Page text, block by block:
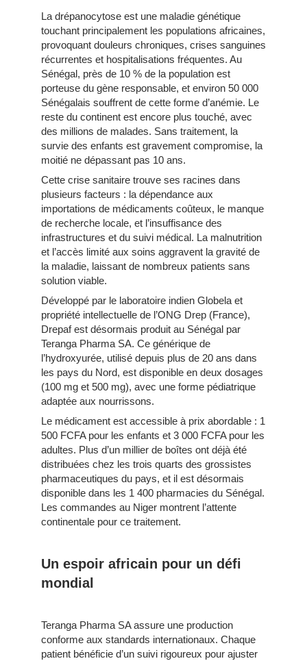
La drépanocytose est une maladie génétique
touchant principalement les populations africaines,
provoquant douleurs chroniques, crises sanguines
récurrentes et hospitalisations fréquentes. Au
Sénégal, près de 10 % de la population est
porteuse du gène responsable, et environ 50 000
Sénégalais souffrent de cette forme d’anémie. Le
reste du continent est encore plus touché, avec
des millions de malades. Sans traitement, la
survie des enfants est gravement compromise, la
moitié ne dépassant pas 10 ans.
Cette crise sanitaire trouve ses racines dans
plusieurs facteurs : la dépendance aux
importations de médicaments coûteux, le manque
de recherche locale, et l’insuffisance des
infrastructures et du suivi médical. La malnutrition
et l’accès limité aux soins aggravent la gravité de
la maladie, laissant de nombreux patients sans
solution viable.
Développé par le laboratoire indien Globela et
propriété intellectuelle de l’ONG Drep (France),
Drepaf est désormais produit au Sénégal par
Teranga Pharma SA. Ce générique de
l’hydroxyurée, utilisé depuis plus de 20 ans dans
les pays du Nord, est disponible en deux dosages
(100 mg et 500 mg), avec une forme pédiatrique
adaptée aux nourrissons.
Le médicament est accessible à prix abordable : 1
500 FCFA pour les enfants et 3 000 FCFA pour les
adultes. Plus d’un millier de boîtes ont déjà été
distribuées chez les trois quarts des grossistes
pharmaceutiques du pays, et il est désormais
disponible dans les 1 400 pharmacies du Sénégal.
Les commandes au Niger montrent l’attente
continentale pour ce traitement.
Un espoir africain pour un défi
mondial
Teranga Pharma SA assure une production
conforme aux standards internationaux. Chaque
patient bénéficie d’un suivi rigoureux pour ajuster